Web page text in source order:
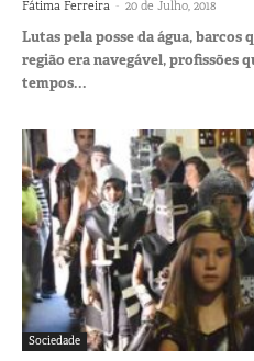
Fátima Ferreira - 20 de Julho, 2018
Lutas pela posse da água, barcos
região era navegável, profissões
tempos...
Sociedade